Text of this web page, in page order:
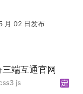
月 02 日发布
端互通官网
js